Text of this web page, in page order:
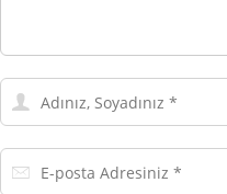
Adınız,
Soyadınız
E-
posta